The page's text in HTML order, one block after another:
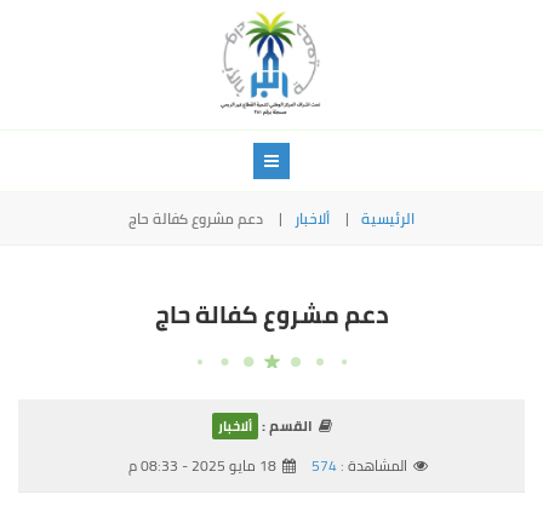
الرئيسية ألاخبار دعم مشروع كفالة حاج
دعم مشروع كفالة حاج
القسم : ألاخبار
المشاهدة :574 18 مايو 2025 - 08:33 م